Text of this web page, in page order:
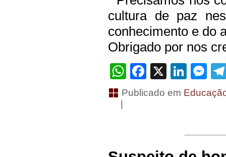
cultura de paz
conhecimento e do
Obrigado por nos
WhatsApp
Facebook
X
Publicado em